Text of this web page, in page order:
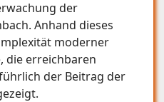
der
Anhand dieses
moderner
die erreichbaren
der Beitrag der